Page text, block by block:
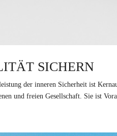
SICHERN
der inneren Sicherheit ist
und freien Gesellschaft. Sie ist